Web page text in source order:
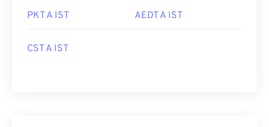
PKT A IST AEDT A IST
CST A IST